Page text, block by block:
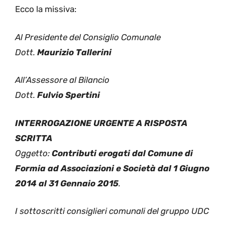
Ecco la missiva:
Al Presidente del Consiglio Comunale
Dott. Maurizio Tallerini
All’Assessore al Bilancio
Dott. Fulvio Spertini
INTERROGAZIONE URGENTE A RISPOSTA
SCRITTA
Oggetto: Contributi erogati dal Comune di
Formia ad Associazioni e Società dal 1 Giugno
2014 al 31 Gennaio 2015.
I sottoscritti consiglieri comunali del gruppo UDC